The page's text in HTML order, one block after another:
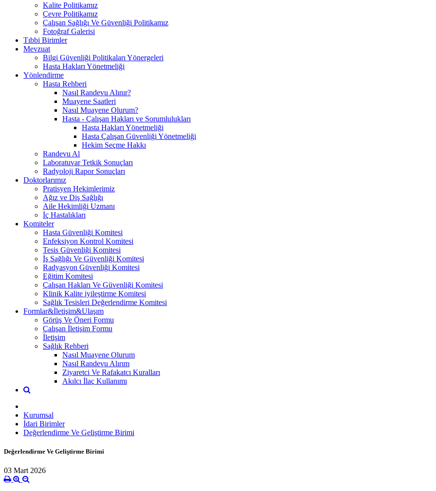
Kalite Politikamız
Çevre Politikamız
Çalışan Sağlığı Ve Güvenliği Politikamız
Fotoğraf Galerisi
Tıbbi Birimler
Mevzuat
Bilgi Güvenliği Politikaları Yönergeleri
Hasta Hakları Yönetmeliği
Yönlendirme
Hasta Rehberi
Nasıl Randevu Alınır?
Muayene Saatleri
Nasıl Muayene Olurum?
Hasta - Çalışan Hakları ve Sorumlulukları
Hasta Hakları Yönetmeliği
Hasta Çalışan Güvenliği Yönetmeliği
Hekim Seçme Hakkı
Randevu Al
Laboratuvar Tetkik Sonuçları
Radyoloji Rapor Sonuçları
Doktorlarımız
Pratisyen Hekimlerimiz
Ağız ve Diş Sağlığı
Aile Hekimliği Uzmanı
İç Hastalıkları
Komiteler
Hasta Güvenliği Komitesi
Enfeksiyon Kontrol Komitesi
Tesis Güvenliği Komitesi
İş Sağlığı Ve Güvenliği Komitesi
Radyasyon Güvenliği Komitesi
Eğitim Komitesi
Çalışan Hakları Ve Güvenliği Komitesi
Klinik Kalite iyileştirme Komitesi
Sağlık Tesisleri Değerlendirme Komitesi
Formlar&İletişim&Ulaşım
Görüş Ve Öneri Formu
Çalışan İletişim Formu
İletişim
Sağlık Rehberi
Nasıl Muayene Olurum
Nasıl Randevu Alırım
Ziyaretci Ve Rafakatcı Kuralları
Akılcı İlaç Kullanımı
Kurumsal
İdari Birimler
Değerlendirme Ve Geliştirme Birimi
Değerlendirme Ve Geliştirme Birimi
03 Mart 2026